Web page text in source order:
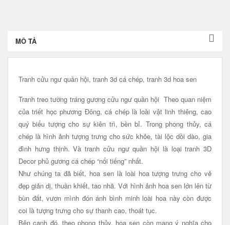
MÔ TẢ
Tranh cửu ngư quần hội, tranh 3d cá chép, tranh 3d hoa sen
Tranh treo tường tráng gương cửu ngư quần hội Theo quan niệm
của triết học phương Đông, cá chép là loài vật linh thiêng, cao
quý biểu tượng cho sự kiên trì, bền bỉ. Trong phong thủy, cá
chép là hình ảnh tượng trưng cho sức khỏe, tài lộc dồi dào, gia
đình hưng thịnh. Và tranh cửu ngư quần hội là loại tranh 3D
Decor phủ gương cá chép “nổi tiếng” nhất.
Như chúng ta đã biết, hoa sen là loài hoa tượng trưng cho vẻ
đẹp giản dị, thuần khiết, tao nhã. Với hình ảnh hoa sen lớn lên từ
bùn đất, vươn mình đón ánh bình minh loài hoa này còn được
coi là tượng trưng cho sự thanh cao, thoát tục.
Bên cạnh đó, theo phong thủy, hoa sen còn mang ý nghĩa cho